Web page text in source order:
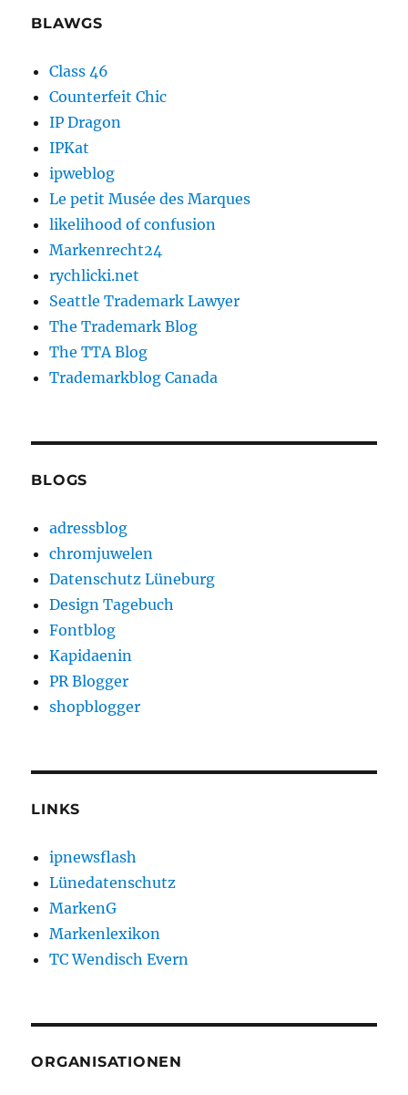
BLAWGS
Class 46
Counterfeit Chic
IP Dragon
IPKat
ipweblog
Le petit Musée des Marques
likelihood of confusion
Markenrecht24
rychlicki.net
Seattle Trademark Lawyer
The Trademark Blog
The TTA Blog
Trademarkblog Canada
BLOGS
adressblog
chromjuwelen
Datenschutz Lüneburg
Design Tagebuch
Fontblog
Kapidaenin
PR Blogger
shopblogger
LINKS
ipnewsflash
Lünedatenschutz
MarkenG
Markenlexikon
TC Wendisch Evern
ORGANISATIONEN